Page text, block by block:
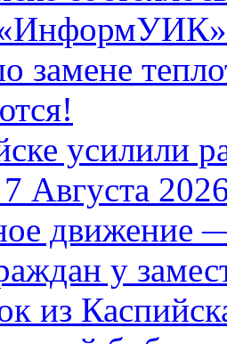
«ИнформУИК»
замене
усилили
Августа
движение
у
из